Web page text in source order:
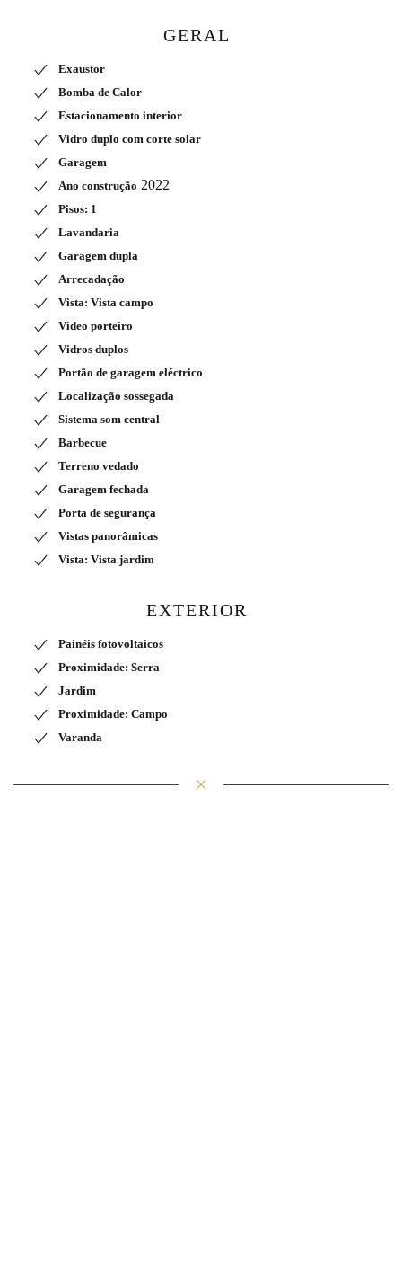
GERAL
Exaustor
Bomba de Calor
Estacionamento interior
Vidro duplo com corte solar
Garagem
Ano construção 2022
Pisos: 1
Lavandaria
Garagem dupla
Arrecadação
Vista: Vista campo
Video porteiro
Vidros duplos
Portão de garagem eléctrico
Localização sossegada
Sistema som central
Barbecue
Terreno vedado
Garagem fechada
Porta de segurança
Vistas panorâmicas
Vista: Vista jardim
EXTERIOR
Painéis fotovoltaicos
Proximidade: Serra
Jardim
Proximidade: Campo
Varanda